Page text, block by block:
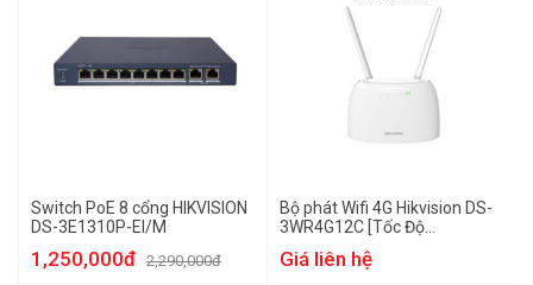
Switch PoE 8 cổng HIKVISION
DS-3E1310P-EI/M
1,250,000đ 2,290,000đ
Bộ phát Wifi 4G Hikvision DS-
3WR4G12C [Tốc Độ
Giá liên hệ